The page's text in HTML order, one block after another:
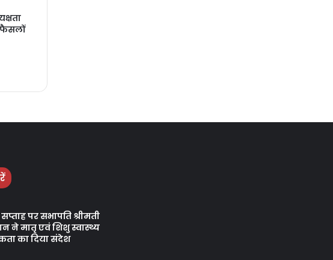
पर सभापति श्रीमती
ने मातृ एवं शिशु स्वास्थ्य
का दिया संदेश